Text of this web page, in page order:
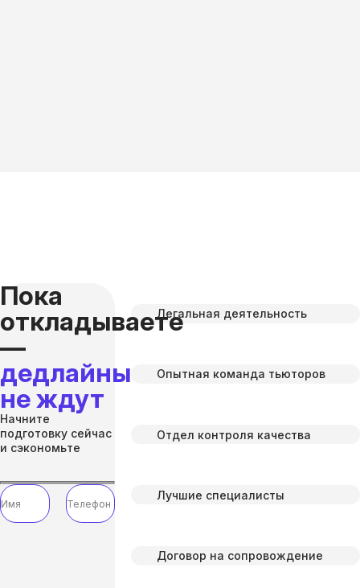
Пока
откладываете
—
дедлайны
не ждут
Начните
подготовку сейчас
и сэкономьте
Легальная деятельность
Опытная команда тьюторов
Отдел контроля качества
Лучшие специалисты
Договор на сопровождение